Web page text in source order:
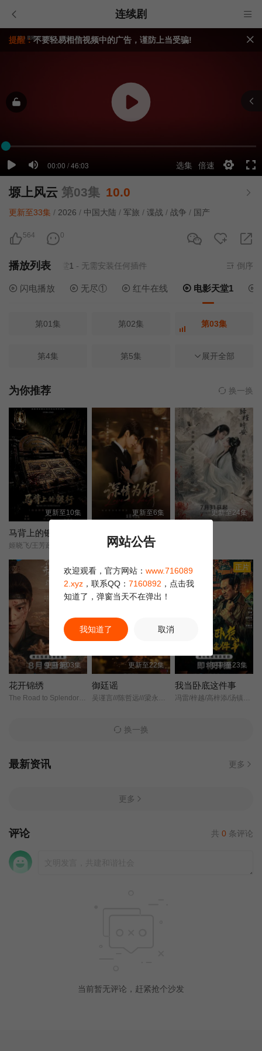
连续剧
提醒：不要轻易相信视频中的广告，谨防上当受骗!
视频载入速度跟网速有关，请耐心等待几秒钟。
塬上风云 第03集 10.0
更新至33集 / 2026 / 中国大陆 / 军旅 / 谍战 / 战争 / 国产
564 0
播放列表
源来源电影天堂1- 无需安装任何插件 倒序
闪电播放 无尽① 红牛在线 电影天堂1
第01集 第02集 第03集
第4集 第5集 第04集
第05集 第07集
第09集
第11集 第12集 第13集
第14集 第15集 第16集
第17集 第18集 第19集
第20集 第21集
第23集 第24集 第25集
第26集 第28集
第29集 第31集
展开全部
为你推荐 换一换
更新至10集
马背上的银行
更新至6集
深情为饵
更新至24集
正片
更新第03集
花开锦绣
正片
更新至22集
御廷谣
正片
更新至23集
我当卧底这件事
换一换
最新资讯 更多
更多
评论 共 0 条评论
当前暂无评论，赶紧抢个沙发
网站公告
欢迎观看，官方网站： www.716089
2.xyz ，联系QQ： 7160892 ，点击我
知道了，弹窗当天不在弹出！
我知道了 取消